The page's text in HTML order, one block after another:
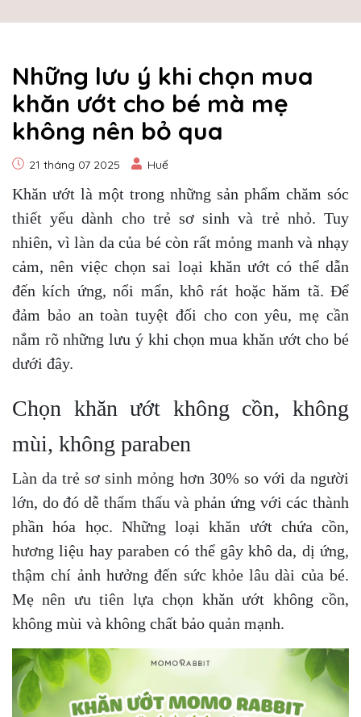
Những lưu ý khi chọn mua
khăn ướt cho bé mà mẹ
không nên bỏ qua
21 tháng 07 2025 Huế
Khăn ướt là một trong những sản phẩm chăm sóc
thiết yếu dành cho trẻ sơ sinh và trẻ nhỏ. Tuy
nhiên, vì làn da của bé còn rất mỏng manh và nhạy
cảm, nên việc chọn sai loại khăn ướt có thể dẫn
đến kích ứng, nổi mẩn, khô rát hoặc hăm tã. Để
đảm bảo an toàn tuyệt đối cho con yêu, mẹ cần
nắm rõ những lưu ý khi chọn mua khăn ướt cho bé
dưới đây.
Chọn khăn ướt không cồn, không
mùi, không paraben
Làn da trẻ sơ sinh mỏng hơn 30% so với da người
lớn, do đó dễ thẩm thấu và phản ứng với các thành
phần hóa học. Những loại khăn ướt chứa cồn,
hương liệu hay paraben có thể gây khô da, dị ứng,
thậm chí ảnh hưởng đến sức khỏe lâu dài của bé.
Mẹ nên ưu tiên lựa chọn khăn ướt không cồn,
không mùi và không chất bảo quản mạnh.